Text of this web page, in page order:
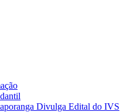
Divulga Edital do IVS